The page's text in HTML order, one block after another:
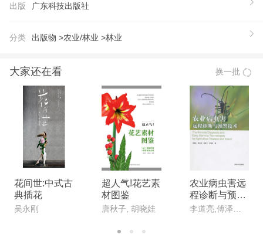
荣获广东省农村科技先工作者、广东省科技扶贫先工
主持或参与的科研项目获省二、三等科技步奖5项，
与副主编的著作有《广东柑橘图谱》、《南方主要果
树生长发育与调控技术》、《柑橘优质安全标准化生
产百问百答》、《荔枝龙眼病虫害无公害防治彩色图
说》、《广东园艺产业发展战略研究》、《中国柑橘
品种》、《柑橘病虫害原色图谱》等14本。参编有
《中国热带南亚热带果树》、《广东农业志》等6
本。蔡明段 原杨村华侨柑橘场农业技术推广研究
员，享受国务院政府特殊津贴。曾任该场十二岭分场
场长、柑橘场场长技术助理、柑橘研究所所长等职。
曾荣获广东省农村科技先工作者，惠州市优秀专家、
出版 广东科技出版社
分类 出版物 >农业/林业 >林业
大家还在看 换一批
花间世:中式古
典插花
吴永刚
超人气!花艺素
材图鉴
唐秋子, 胡晓娃
农业病虫害远
程诊断与预警
技术
李道亮,傅泽田,温继文,段青玲